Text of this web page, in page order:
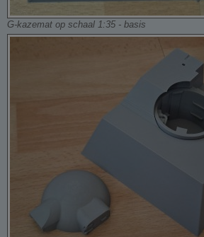
G-kazemat op schaal 1:35 - basis